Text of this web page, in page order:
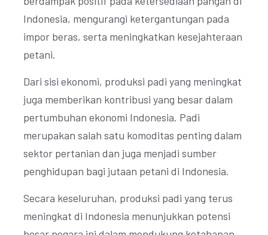
Indonesia, mengurangi ketergantungan pada
impor beras, serta meningkatkan kesejahteraan
petani.
Dari sisi ekonomi, produksi padi yang meningkat
juga memberikan kontribusi yang besar dalam
pertumbuhan ekonomi Indonesia. Padi
merupakan salah satu komoditas penting dalam
sektor pertanian dan juga menjadi sumber
penghidupan bagi jutaan petani di Indonesia.
Secara keseluruhan, produksi padi yang terus
meningkat di Indonesia menunjukkan potensi